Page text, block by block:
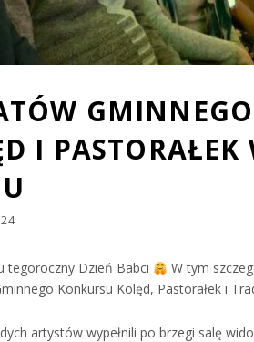
GMINNEGO
I PASTORAŁEK
tegoroczny Dzień Babci
W tym
Konkursu Kolęd, Pastorałek i
artystów wypełnili po brzegi salę